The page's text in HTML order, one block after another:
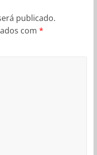
publicado.
com *